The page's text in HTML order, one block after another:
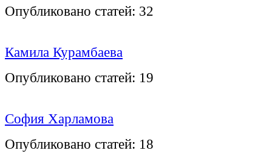
Опубликовано статей: 32
Камила Курамбаева
Опубликовано статей: 19
София Харламова
Опубликовано статей: 18